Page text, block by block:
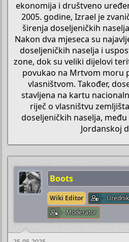
ekonomija i društveno
2005. godine, Izrael je
širenja doseljeničkih
Nakon dva mjeseca su
doseljeničkih naselja i
zone, dok su veliki dijelovi
povukao na Mrtvom moru
vlasništvom. Također,
stavljena na kartu
riječ o vlasništvu
doseljeničkih naselja,
Jordanskoj
Boots
Wiki Editor
Moderator